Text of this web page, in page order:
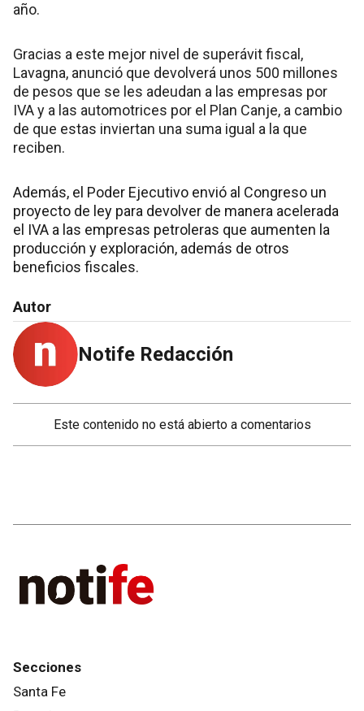
año.
Gracias a este mejor nivel de superávit fiscal,
Lavagna, anunció que devolverá unos 500 millones
de pesos que se les adeudan a las empresas por
IVA y a las automotrices por el Plan Canje, a cambio
de que estas inviertan una suma igual a la que
reciben.
Además, el Poder Ejecutivo envió al Congreso un
proyecto de ley para devolver de manera acelerada
el IVA a las empresas petroleras que aumenten la
producción y exploración, además de otros
beneficios fiscales.
Autor
Notife Redacción
Este contenido no está abierto a comentarios
Secciones
Santa Fe